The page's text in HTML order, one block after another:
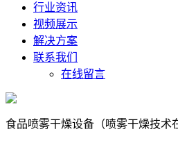
行业资讯
视频展示
解决方案
联系我们
在线留言
食品喷雾干燥设备（喷雾干燥技术